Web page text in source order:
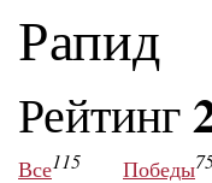
Рапид
Рейтинг
Все115 Победы